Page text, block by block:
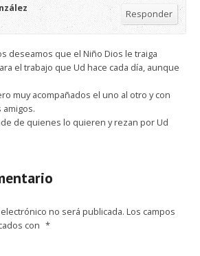
Responder
deseamos que el Niño Dios le traiga
el trabajo que Ud hace cada día, aunque
muy acompañados el uno al otro y con
de quienes lo quieren y rezan por Ud
no será publicada. Los campos
con *